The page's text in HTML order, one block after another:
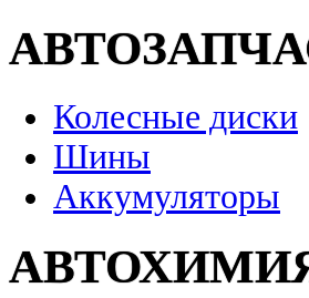
Колесные диски
Шины
Аккумуляторы